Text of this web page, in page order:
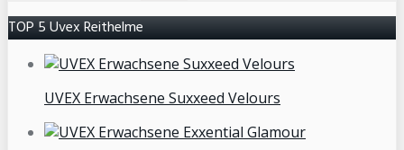
TOP 5 Uvex Reithelme
UVEX Erwachsene Suxxeed Velours